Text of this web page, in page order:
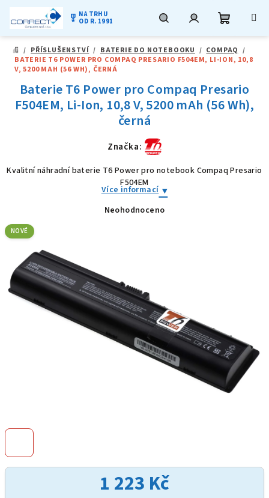
obsah
military_tech NA TRHU
OD R. 1991
DOMŮ
/ PŘÍSLUŠENSTVÍ / BATERIE DO NOTEBOOKU / COMPAQ /
BATERIE T6 POWER PRO COMPAQ PRESARIO F504EM, LI-ION, 10,8
V, 5200 MAH (56 WH), ČERNÁ
1 223 Kč
Baterie T6 Power pro Compaq Presario
F504EM, Li-Ion, 10,8 V, 5200 mAh (56 Wh),
černá
Značka:
Kvalitní náhradní baterie T6 Power pro notebook Compaq Presario
F504EM
Více informací
Průměrné
Neohodnoceno
NOVÉ